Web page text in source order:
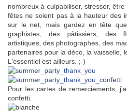
nombreux à culpabiliser, stresser,
fêtes ne soient pas à la hauteur des
sur le net, mais gardez en tête
graphistes, des pâtissiers, des
artistiques, des photographes, des
partenaires pour la déco, la vaisselle,
L'essentiel est ailleurs. ;-)
Pour les cartes de remerciements,
confetti.